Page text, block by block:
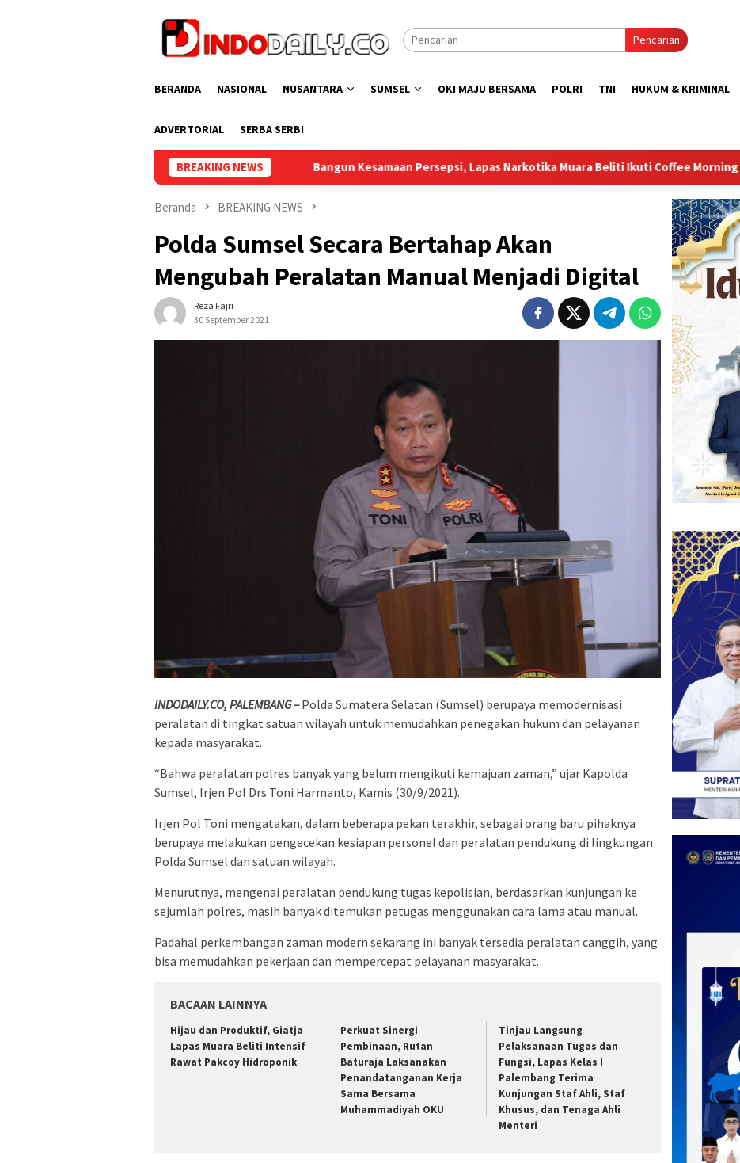
Pencarian
BERANDA NASIONAL NUSANTARA SUMSEL OKI MAJU BERSAMA POLRI TNI HUKUM & KRIMINAL
ADVERTORIAL SERBA SERBI
BREAKING NEWS
Bangun Kesamaan Persepsi, Lapas Narkotika Muara Beliti Ikuti Coffee Morning Aparat Penegak Hukum
Beranda BREAKING NEWS
Polda Sumsel Secara Bertahap Akan
Mengubah Peralatan Manual Menjadi Digital
Reza Fajri
30 September 2021
INDODAILY.CO, PALEMBANG –Polda Sumatera Selatan (Sumsel) berupaya memodernisasi
peralatan di tingkat satuan wilayah untuk memudahkan penegakan hukum dan pelayanan
kepada masyarakat.
“Bahwa peralatan polres banyak yang belum mengikuti kemajuan zaman,” ujar Kapolda
Sumsel, Irjen Pol Drs Toni Harmanto, Kamis (30/9/2021).
Irjen Pol Toni mengatakan, dalam beberapa pekan terakhir, sebagai orang baru pihaknya
berupaya melakukan pengecekan kesiapan personel dan peralatan pendukung di lingkungan
Polda Sumsel dan satuan wilayah.
Menurutnya, mengenai peralatan pendukung tugas kepolisian, berdasarkan kunjungan ke
sejumlah polres, masih banyak ditemukan petugas menggunakan cara lama atau manual.
Padahal perkembangan zaman modern sekarang ini banyak tersedia peralatan canggih, yang
bisa memudahkan pekerjaan dan mempercepat pelayanan masyarakat.
BACAAN LAINNYA
Hijau dan Produktif, Giatja
Lapas Muara Beliti Intensif
Rawat Pakcoy Hidroponik
Perkuat Sinergi
Pembinaan, Rutan
Baturaja Laksanakan
Penandatanganan Kerja
Sama Bersama
Muhammadiyah OKU
Tinjau Langsung
Pelaksanaan Tugas dan
Fungsi, Lapas Kelas I
Palembang Terima
Kunjungan Staf Ahli, Staf
Khusus, dan Tenaga Ahli
Menteri